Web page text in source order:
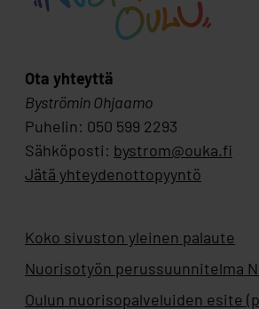
Ota yhteyttä
Byströmin Ohjaamo
Puhelin: 050 599 2293
Sähköposti: bystrom@ouka.fi
Jätä yhteydenottopyyntö
Koko sivuston yleinen palaute
Nuorisotyön perussuunnitelma
Oulun nuorisopalveluiden esite